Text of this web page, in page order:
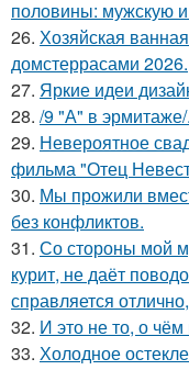
половины: мужскую
26. Хозяйская
домстеррасами 2026.
27. Яркие идеи
28. /9 "А" в эрмитаже/.
29. Невероятное
фильма "Отец
30. Мы прожили
без конфликтов.
31. Со стороны мой
курит, не даёт
справляется
32. И это не то, о
33. Холодное